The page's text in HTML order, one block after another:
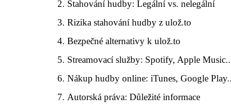
Stahování hudby: Legální vs. nelegální
Rizika stahování hudby z ulož.to
Bezpečné alternativy k ulož.to
Streamovací služby: Spotify, Apple
Nákup hudby online: iTunes, Google
Autorská práva: Důležité informace